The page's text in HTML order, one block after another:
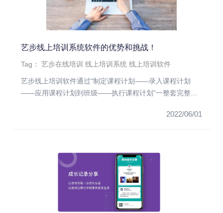
艺步线上培训系统软件的优势和挑战！
Tag：艺步在线培训 线上培训系统 线上培训软件
艺步线上培训软件通过“制定课程计划——录入课程计划
——应用课程计划到班级——执行课程计划”一整套完整教
2022/06/01